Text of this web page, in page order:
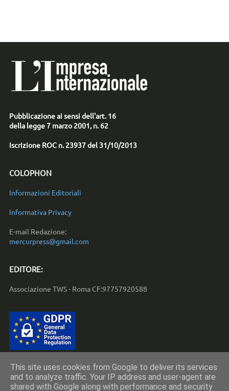
Pubblicazione ai sensi dell'art. 16
della legge 7 marzo 2001, n. 62
Iscrizione ROC n. 23937 del 31/10/2013
COLOPHON
Informazioni Editoriali
Informativa Privacy
E-mail Redazione:
mercurpress@gmail.com
EDITORE:
Associazione TWS - Roma CF:97757920588
Copyright © 2010-2023 byAssociazione TWS - Roma
This site uses cookies from Google to deliver its services
and to analyze traffic. Your IP address and user-agent are
shared with Google along with performance and security